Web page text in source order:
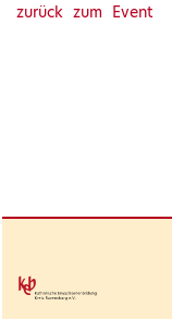
zurück zum Event